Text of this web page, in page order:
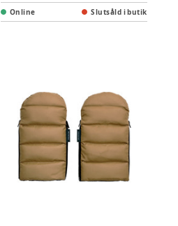
Online Slutsåld i butik